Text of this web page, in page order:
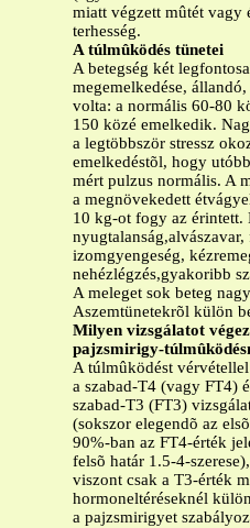
miatt végzett mûtét vagy
terhesség.
A túlmûködés tünetei
A betegség két
megemelkedése,
volta: a normális 60-80
150 közé emelkedik.
a legtöbbször stressz
emelkedéstõl, hogy
mért pulzus normális. A
a megnövekedett
10 kg-ot fogy az érintett.
izomgyengeség,
nehézlégzés,gyakoribb
A meleget sok beteg
Aszemtünetekrõl külön
Milyen vizsgálatot
pajzsmirigy-
A túlmûködést
a szabad-T4 (vagy FT4)
szabad-T3 (FT3)
(sokszor elegendõ az
90%-ban az FT4-érték
felsõ határ 1.5-4-
viszont csak a T3-érték
hormoneltéréseknél
a pajzsmirigyet